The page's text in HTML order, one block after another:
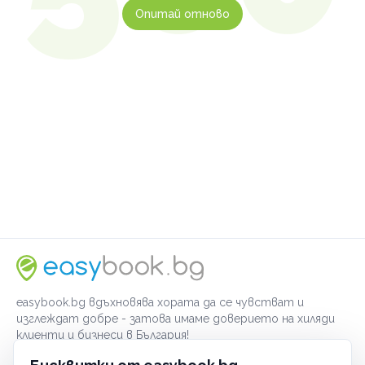
Опитай отново
easybook.bg вдъхновява хората да се чувстват и
изглеждат добре - затова имаме доверието на хиляди
клиенти и бизнеси в България!